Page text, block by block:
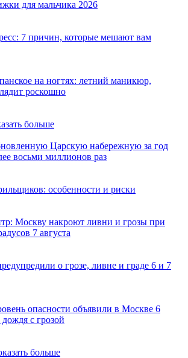
для мальчика 2026
7 причин, которые мешают вам
на ногтях: летний маникюр,
роскошно
больше
Царскую набережную за год
восьми миллионов раз
особенности и риски
Москву накроют ливни и грозы при
7 августа
о грозе, ливне и граде 6 и 7
опасности объявили в Москве 6
дождя с грозой
больше